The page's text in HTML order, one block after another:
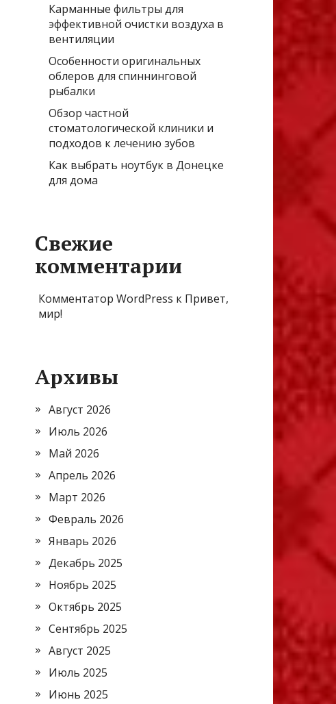
Карманные фильтры для
эффективной очистки воздуха в
вентиляции
Особенности оригинальных
облеров для спиннинговой
рыбалки
Обзор частной
стоматологической клиники и
подходов к лечению зубов
Как выбрать ноутбук в Донецке
для дома
Свежие
комментарии
Комментатор WordPress к Привет,
мир!
Архивы
Август 2026
Июль 2026
Май 2026
Апрель 2026
Март 2026
Февраль 2026
Январь 2026
Декабрь 2025
Ноябрь 2025
Октябрь 2025
Сентябрь 2025
Август 2025
Июль 2025
Июнь 2025